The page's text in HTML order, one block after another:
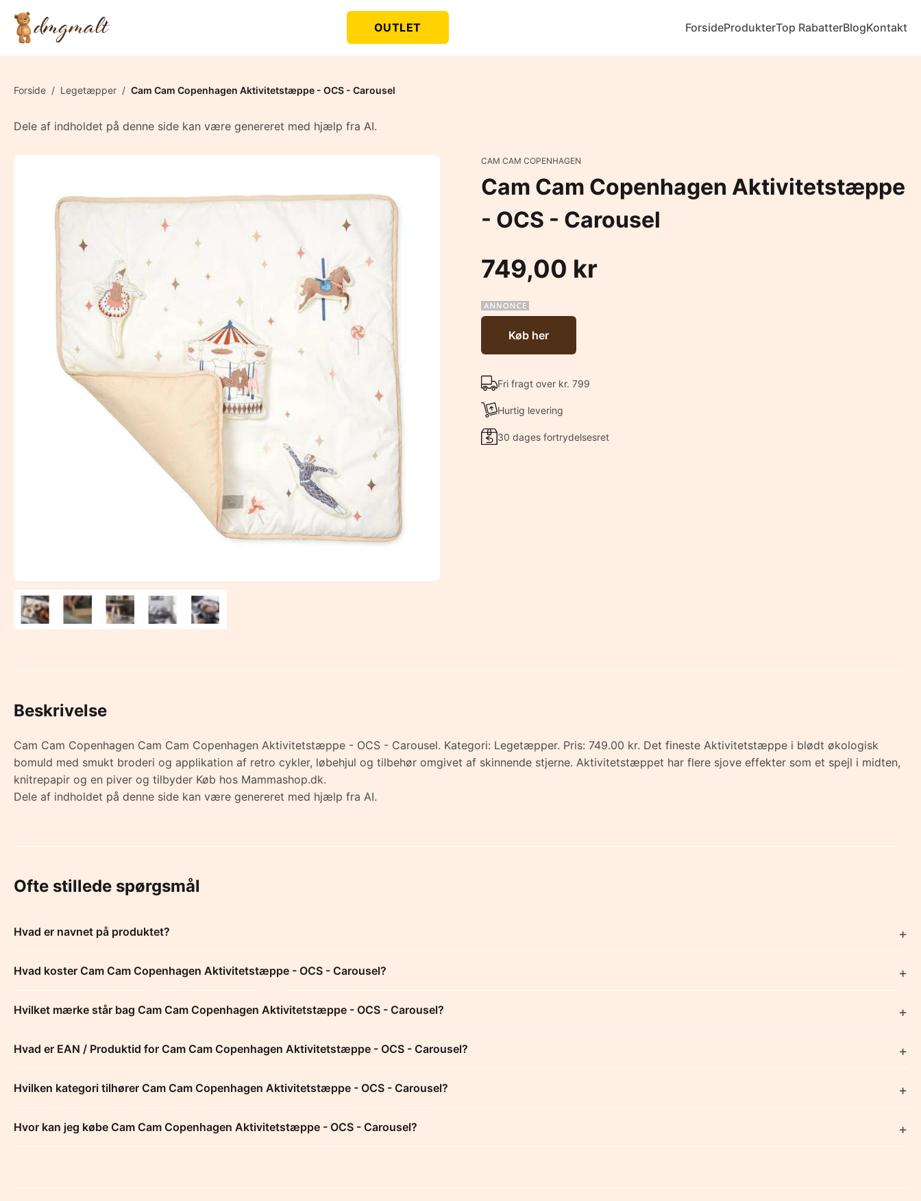
OUTLET ForsideProdukterTop RabatterBlogKontakt
Forside / Legetæpper / Cam Cam Copenhagen Aktivitetstæppe - OCS - Carousel
Dele af indholdet på denne side kan være genereret med hjælp fra AI.
CAM CAM COPENHAGEN
Cam Cam Copenhagen Aktivitetstæppe
- OCS - Carousel
749,00 kr
Køb her
Fri fragt over kr. 799
Hurtig levering
30 dages fortrydelsesret
Beskrivelse
Cam Cam Copenhagen Cam Cam Copenhagen Aktivitetstæppe - OCS - Carousel. Kategori: Legetæpper. Pris: 749.00 kr. Det fineste Aktivitetstæppe i blødt økologisk
bomuld med smukt broderi og applikation af retro cykler, løbehjul og tilbehør omgivet af skinnende stjerne. Aktivitetstæppet har flere sjove effekter som et spejl i midten,
knitrepapir og en piver og tilbyder Køb hos Mammashop.dk.
Dele af indholdet på denne side kan være genereret med hjælp fra AI.
Ofte stillede spørgsmål
Hvad er navnet på produktet?
Hvad koster Cam Cam Copenhagen Aktivitetstæppe - OCS - Carousel?
Hvilket mærke står bag Cam Cam Copenhagen Aktivitetstæppe - OCS - Carousel?
Hvad er EAN / Produktid for Cam Cam Copenhagen Aktivitetstæppe - OCS - Carousel?
Hvilken kategori tilhører Cam Cam Copenhagen Aktivitetstæppe - OCS - Carousel?
Hvor kan jeg købe Cam Cam Copenhagen Aktivitetstæppe - OCS - Carousel?